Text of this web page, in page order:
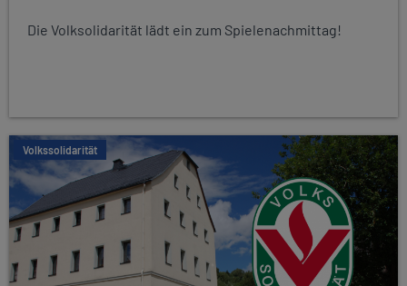
Die Volksolidarität lädt ein zum Spielenachmittag!
Volkssolidarität